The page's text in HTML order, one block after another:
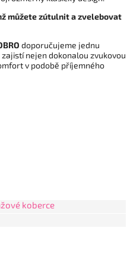
můžete zútulnit a zvelebovat
doporučujeme jednu
zajistí nejen dokonalou zvukovou
v podobě příjemného
koberce